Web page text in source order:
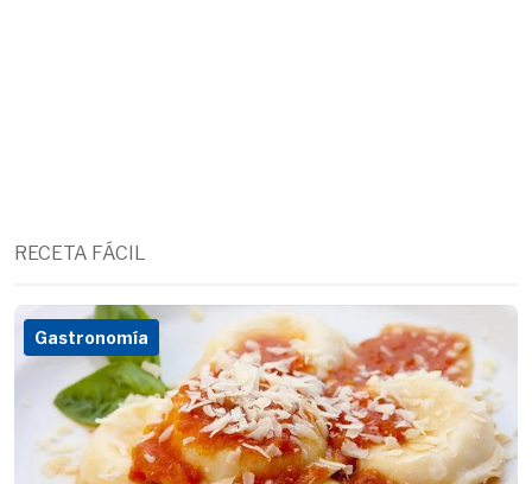
RECETA FÁCIL
Gastronomía